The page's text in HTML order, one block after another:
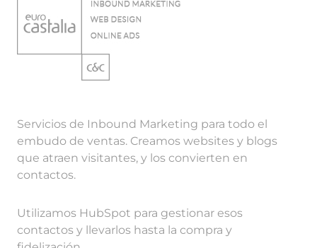
Servicios de Inbound Marketing para todo el
embudo de ventas. Creamos websites y blogs
que atraen visitantes, y los convierten en
contactos.
Utilizamos HubSpot para gestionar esos
contactos y llevarlos hasta la compra y